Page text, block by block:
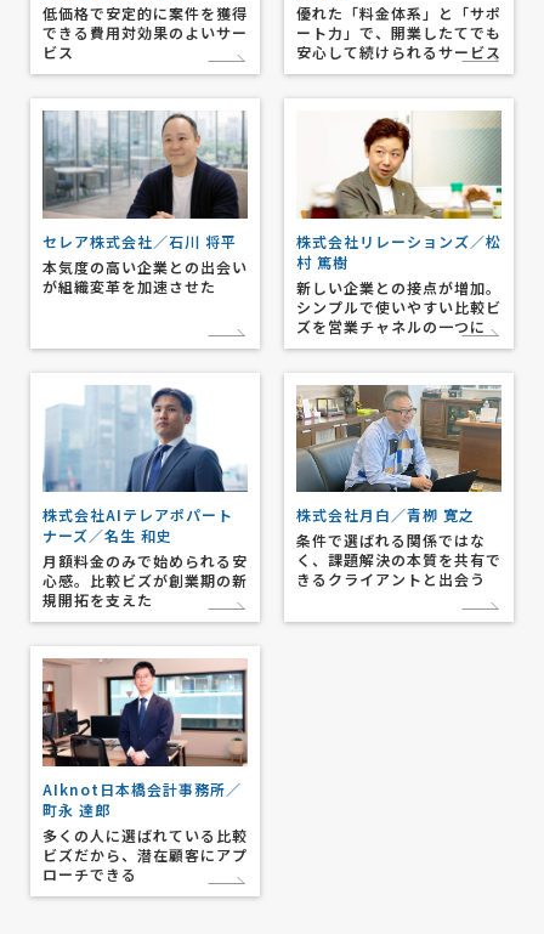
低価格で安定的に案件を獲得
できる費用対効果のよいサー
ビス
優れた「料金体系」と「サポ
ート力」で、開業したてでも
安心して続けられるサービス
セレア株式会社／石川 将平
本気度の高い企業との出会い
が組織変革を加速させた
株式会社リレーションズ／松
村 篤樹
新しい企業との接点が増加。
シンプルで使いやすい比較ビ
ズを営業チャネルの一つに
株式会社AIテレアポパート
ナーズ／名生 和史
月額料金のみで始められる安
心感。比較ビズが創業期の新
規開拓を支えた
株式会社月白／青栁 寛之
条件で選ばれる関係ではな
く、課題解決の本質を共有で
きるクライアントと出会う
AIknot日本橋会計事務所／
町永 達郎
多くの人に選ばれている比較
ビズだから、潜在顧客にアプ
ローチできる